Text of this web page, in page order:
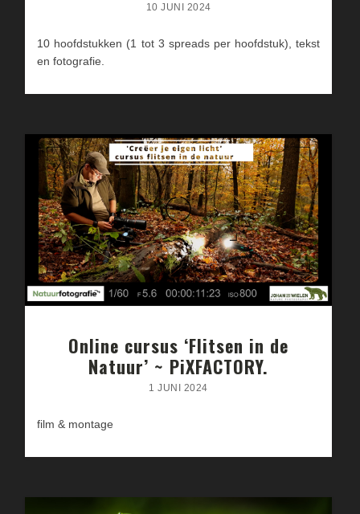
10 JUNI 2024
10 hoofdstukken (1 tot 3 spreads per hoofdstuk), tekst
en fotografie.
Online cursus ‘Flitsen in de
Natuur’ ~ PiXFACTORY.
1 JUNI 2024
film & montage